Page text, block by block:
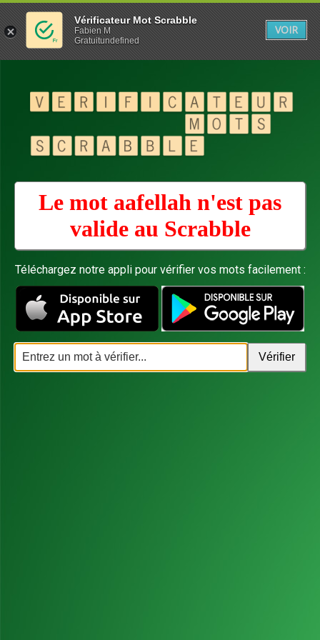
Le mot aafellah n'est pas
valide au Scrabble
Téléchargez notre appli pour vérifier vos mots facilement :
Vérificateur Mot Scrabble
Fabien M
Gratuitundefined
VOIR